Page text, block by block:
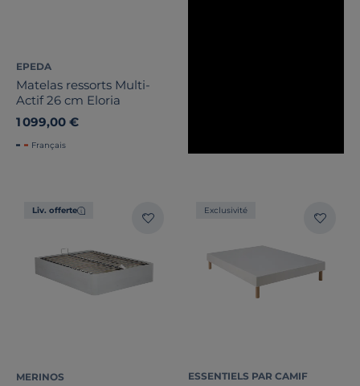
EPEDA
Matelas ressorts Multi-
Actif 26 cm Eloria
1 099,00 €
Français
Liv. offerte
MERINOS
Exclusivité
ESSENTIELS PAR CAMIF
Certifications et labels
Pays de fabrication